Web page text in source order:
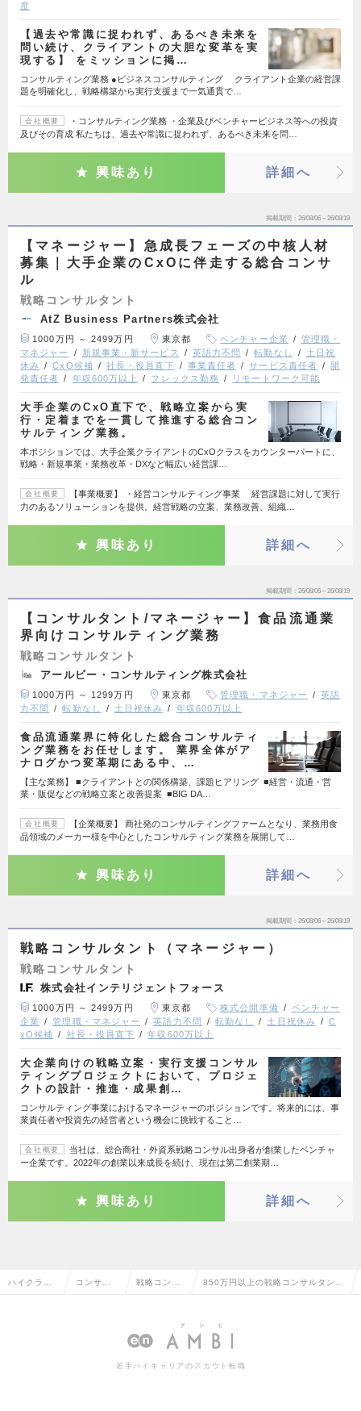
度
【過去や常識に捉われず、あるべき未来を
問い続け、クライアントの大胆な変革を実
現する】 をミッションに掲…
コンサルティング業務 ●ビジネスコンサルティング クライアント企業の経営課
題を明確化し、戦略構築から実行支援まで一気通貫で…
会社概要
・コンサルティング業務 ・企業及びベンチャービジネス等への投資
及びその育成 私たちは、過去や常識に捉われず、あるべき未来を問…
興味あり 詳細へ
掲載期間 26/08/06～26/08/19
【マネージャー】急成長フェーズの中核人材
募集｜大手企業のCxOに伴走する総合コンサ
ル
戦略コンサルタント
AtZ Business Partners株式会社
1000万円 ～ 2499万円 東京都 ベンチャー企業
管理職・
マネジャー
新規事業・新サービス 英語力不問 転勤なし
土日祝
休み
CxO候補 社長・役員直下 事業責任者 サービス責任者
開
発責任者
年収600万以上 フレックス勤務 リモートワーク可能
大手企業のCxO直下で、戦略立案から実
行・定着までを一貫して推進する総合コン
サルティング業務。
本ポジションでは、大手企業クライアントのCxOクラスをカウンターパートに、
戦略・新規事業・業務改革・DXなど幅広い経営課…
会社概要
【事業概要】 ・経営コンサルティング事業 経営課題に対して実行
力のあるソリューションを提供。経営戦略の立案、業務改善、組織…
興味あり 詳細へ
掲載期間 26/08/06～26/08/19
【コンサルタント/マネージャー】食品流通業
界向けコンサルティング業務
戦略コンサルタント
アールビー・コンサルティング株式会社
1000万円 ～ 1299万円 東京都 管理職・マネジャー
英語
力不問
転勤なし 土日祝休み 年収600万以上
食品流通業界に特化した総合コンサルティ
ング業務をお任せします。 業界全体がア
ナログかつ変革期にある中、…
【主な業務】 ■クライアントとの関係構築、課題ヒアリング ■経営・流通・営
業・販促などの戦略立案と改善提案 ■BIG DA…
会社概要
【企業概要】 商社発のコンサルティングファームとなり、業務用食
品領域のメーカー様を中心としたコンサルティング業務を展開して…
興味あり 詳細へ
掲載期間 26/08/06～26/08/19
戦略コンサルタント（マネージャー）
戦略コンサルタント
株式会社インテリジェントフォース
1000万円 ～ 2499万円 東京都 株式公開準備
ベンチャー
企業
管理職・マネジャー 英語力不問 転勤なし 土日祝休み
C
xO候補
社長・役員直下 年収600万以上
大企業向けの戦略立案・実行支援コンサル
ティングプロジェクトにおいて、プロジェ
クトの設計・推進・成果創…
コンサルティング事業におけるマネージャーのポジションです。将来的には、事
業責任者や投資先の経営者という機会に挑戦すること…
会社概要
当社は、総合商社・外資系戦略コンサル出身者が創業したベンチャ
ー企業です。2022年の創業以来成長を続け、現在は第二創業期…
興味あり 詳細へ
ハイクラス コンサル 戦略コンサ 850万円以上の戦略コンサルタント
若手ハイキャリアのスカウト転職